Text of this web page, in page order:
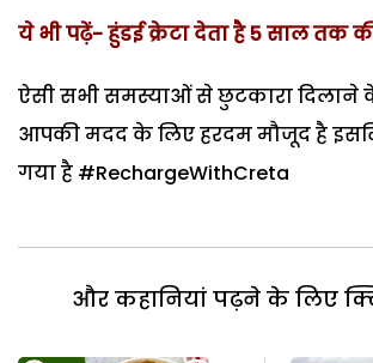
ये भी पढ़ें- हुंडई क्रेटा देता है 5 साल तक
ऐसी सभी समस्याओं से छुटकारा दिलाने
आपकी मदद के लिए हरदम मौजूद है
गया है #RechargeWithCreta
और कहानियां पढ़ने के लिए